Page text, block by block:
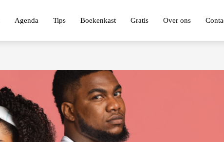
Agenda Tips Boekenkast Gratis Over ons